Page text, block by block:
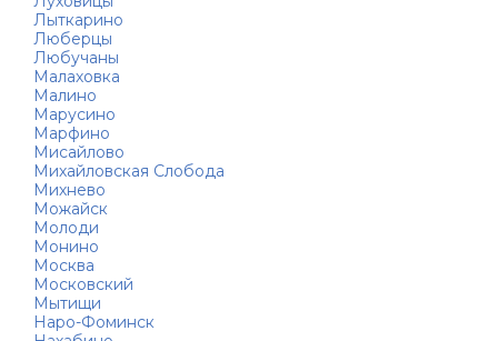
Лыткарино
Люберцы
Любучаны
Малаховка
Малино
Марусино
Марфино
Мисайлово
Михайловская Слобода
Михнево
Можайск
Молоди
Монино
Москва
Московский
Мытищи
Наро-Фоминск